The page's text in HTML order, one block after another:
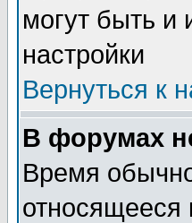
могут быть и
настройки
Вернуться к
В форумах
Время
относящееся